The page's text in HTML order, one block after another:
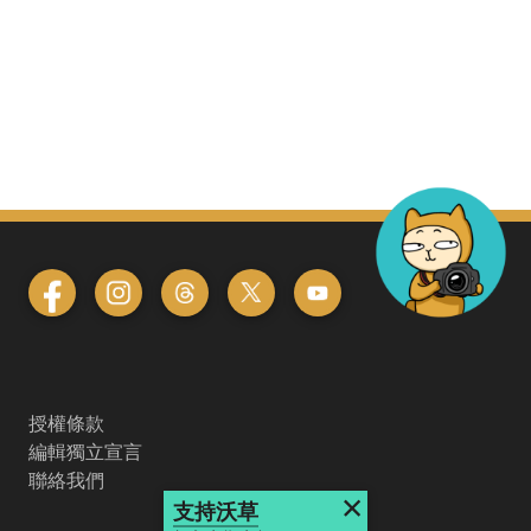
授權條款
編輯獨立宣言
聯絡我們
支持沃草 ×